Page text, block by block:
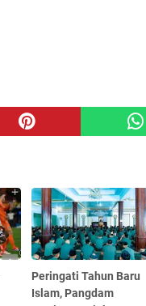
Peringati Tahun Baru
Islam, Pangdam